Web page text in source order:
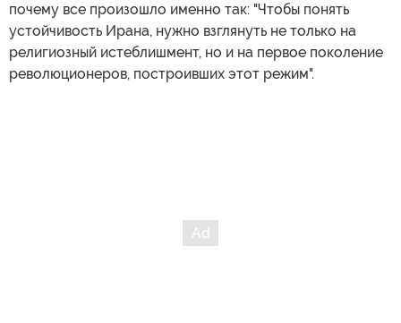
почему все произошло именно так: "Чтобы понять
устойчивость Ирана, нужно взглянуть не только на
религиозный истеблишмент, но и на первое поколение
революционеров, построивших этот режим".